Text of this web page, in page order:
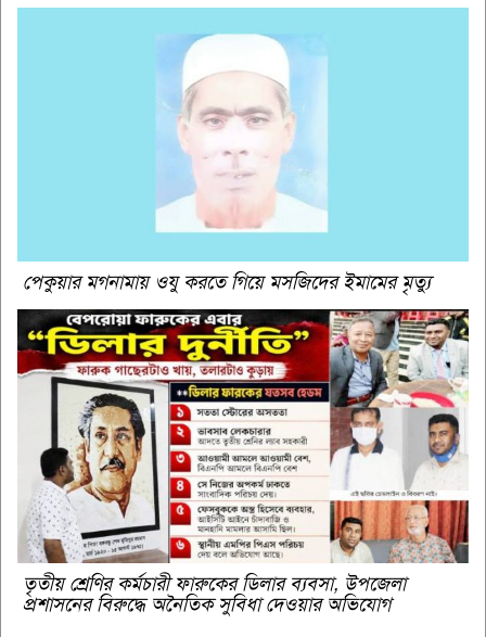
পেকুয়ার মগনামায় ওযু করতে গিয়ে মসজিদের ইমামের মৃত্যু
তৃতীয় শ্রেণির কর্মচারী ফারুকের ডিলার ব্যবসা, উপজেলা
প্রশাসনের বিরুদ্ধে অনৈতিক সুবিধা দেওয়ার অভিযোগ